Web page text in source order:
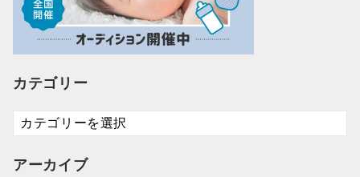
カテゴリー
カ
テ
リ
アーカイブ